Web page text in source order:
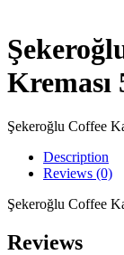
Kreması
Şekeroğlu Coffee
Description
Reviews (0)
Şekeroğlu Coffee
Reviews